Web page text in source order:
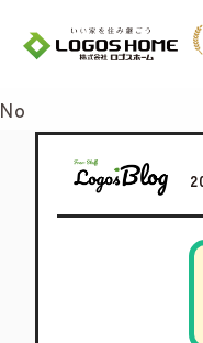
Cookie を使用し
No